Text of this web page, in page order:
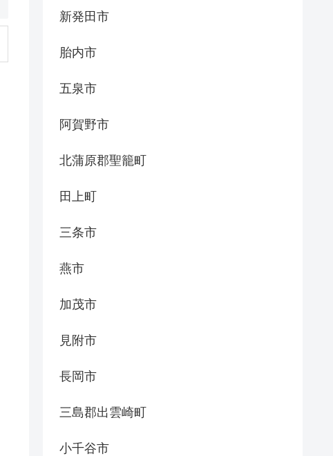
新発田市
胎内市
五泉市
阿賀野市
北蒲原郡聖籠町
田上町
三条市
燕市
加茂市
見附市
長岡市
三島郡出雲崎町
小千谷市